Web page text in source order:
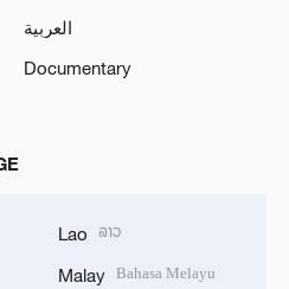
العربية
Documentary
Lao ລາວ
Malay Bahasa Melayu